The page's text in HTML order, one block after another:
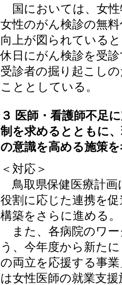
国においては、女性
女性のがん検診の無
向上が図られている
休日にがん検診を受
受診者の掘り起こし
こととしている。
３ 医師・看護師不足
制を求めるとともに
の意識を高める施策
＜対応＞
鳥取県保健医療計画
役割に応じた連携を
構築をさらに進める。
また、各病院のワ
う、今年度から新た
の両立を応援する事
は女性医師の就業支